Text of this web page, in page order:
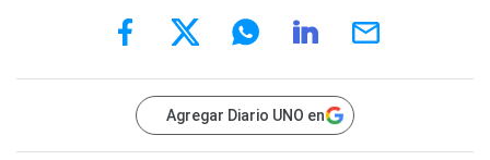
Agregar Diario UNO en